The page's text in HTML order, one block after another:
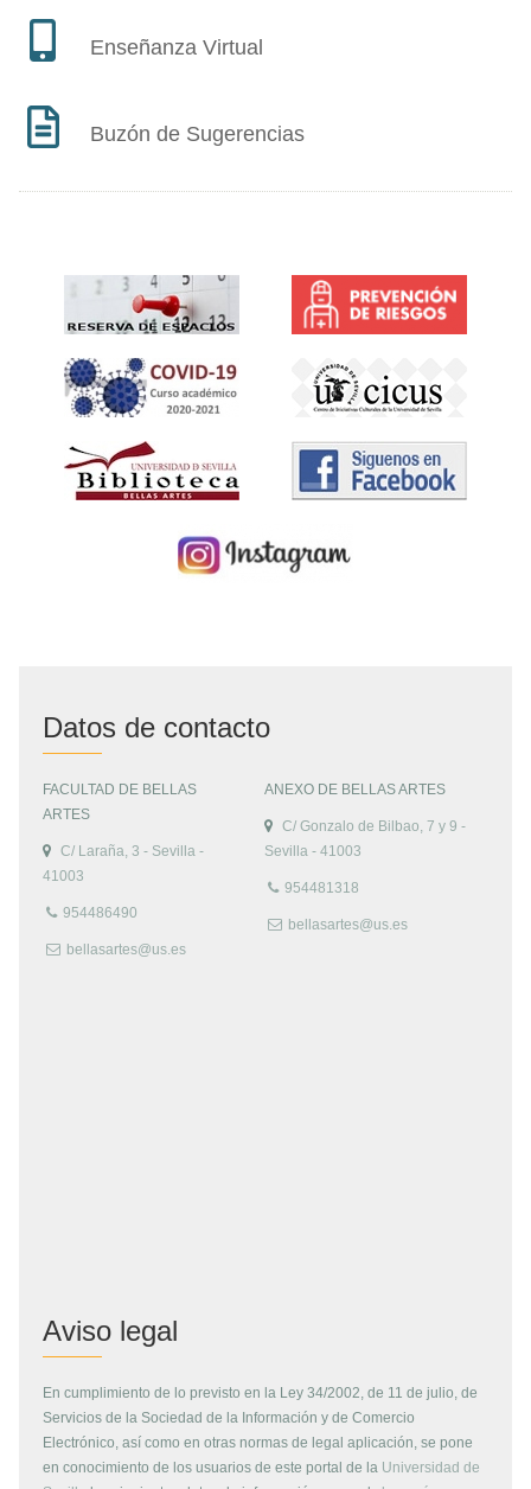
Enseñanza Virtual
Buzón de Sugerencias
Datos de contacto
FACULTAD DE BELLAS
ARTES
C/ Laraña, 3 - Sevilla -
41003
954486490
bellasartes@us.es
ANEXO DE BELLAS ARTES
C/ Gonzalo de Bilbao, 7 y 9 -
Sevilla - 41003
954481318
bellasartes@us.es
Aviso legal
En cumplimiento de lo previsto en la Ley 34/2002, de 11 de julio, de
Servicios de la Sociedad de la Información y de Comercio
Electrónico, así como en otras normas de legal aplicación, se pone
en conocimiento de los usuarios de este portal de la Universidad de